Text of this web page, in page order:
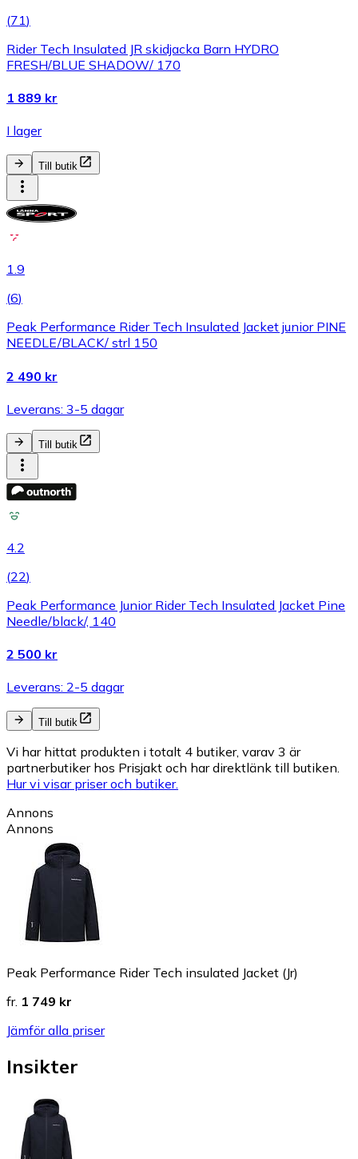
(71)
Rider Tech Insulated JR skidjacka Barn HYDRO
FRESH/BLUE SHADOW/ 170
1 889 kr
I lager
Till butik
1.9
(6)
Peak Performance Rider Tech Insulated Jacket junior PINE
NEEDLE/BLACK/ strl 150
2 490 kr
Leverans: 3-5 dagar
Till butik
4.2
(22)
Peak Performance Junior Rider Tech Insulated Jacket Pine
Needle/black/, 140
2 500 kr
Leverans: 2-5 dagar
Till butik
Vi har hittat produkten i totalt 4 butiker, varav 3 är
partnerbutiker hos Prisjakt och har direktlänk till butiken.
Hur vi visar priser och butiker.
Annons
Annons
Peak Performance Rider Tech insulated Jacket (Jr)
fr. 1 749 kr
Jämför alla priser
Insikter